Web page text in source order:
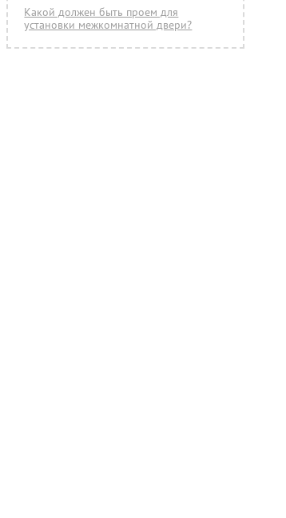
Какой должен быть проем для
установки межкомнатной двери?